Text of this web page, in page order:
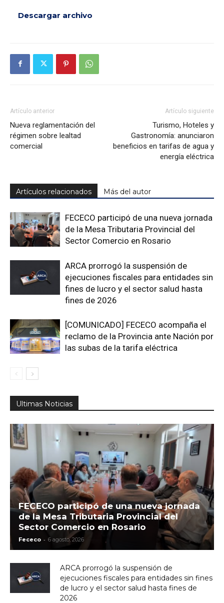
Descargar archivo
Artículo anterior
Nueva reglamentación del
régimen sobre lealtad
comercial
Artículo siguiente
Turismo, Hoteles y
Gastronomía: anunciaron
beneficios en tarifas de agua y
energía eléctrica
Artículos relacionados Más del autor
FECECO participó de una nueva jornada
de la Mesa Tributaria Provincial del
Sector Comercio en Rosario
ARCA prorrogó la suspensión de
ejecuciones fiscales para entidades sin
fines de lucro y el sector salud hasta
fines de 2026
[COMUNICADO] FECECO acompaña el
reclamo de la Provincia ante Nación por
las subas de la tarifa eléctrica
Ultimas Noticias
FECECO participó de una nueva jornada
de la Mesa Tributaria Provincial del
Sector Comercio en Rosario
Fececo - 6 agosto, 2026
ARCA prorrogó la suspensión de
ejecuciones fiscales para entidades sin fines
de lucro y el sector salud hasta fines de
2026